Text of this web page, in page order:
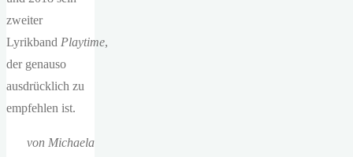
zweiter
Lyrikband Playtime,
der genauso
ausdrücklich zu
empfehlen ist.
von Michaela